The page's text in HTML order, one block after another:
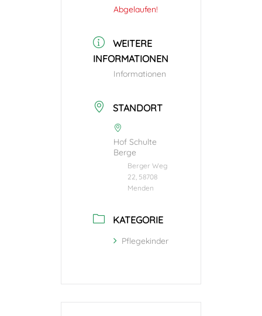
Abgelaufen!
WEITERE
INFORMATIONEN
Informationen
STANDORT
Hof Schulte
Berge
Berger Weg
22, 58708
Menden
KATEGORIE
Pflegekinder